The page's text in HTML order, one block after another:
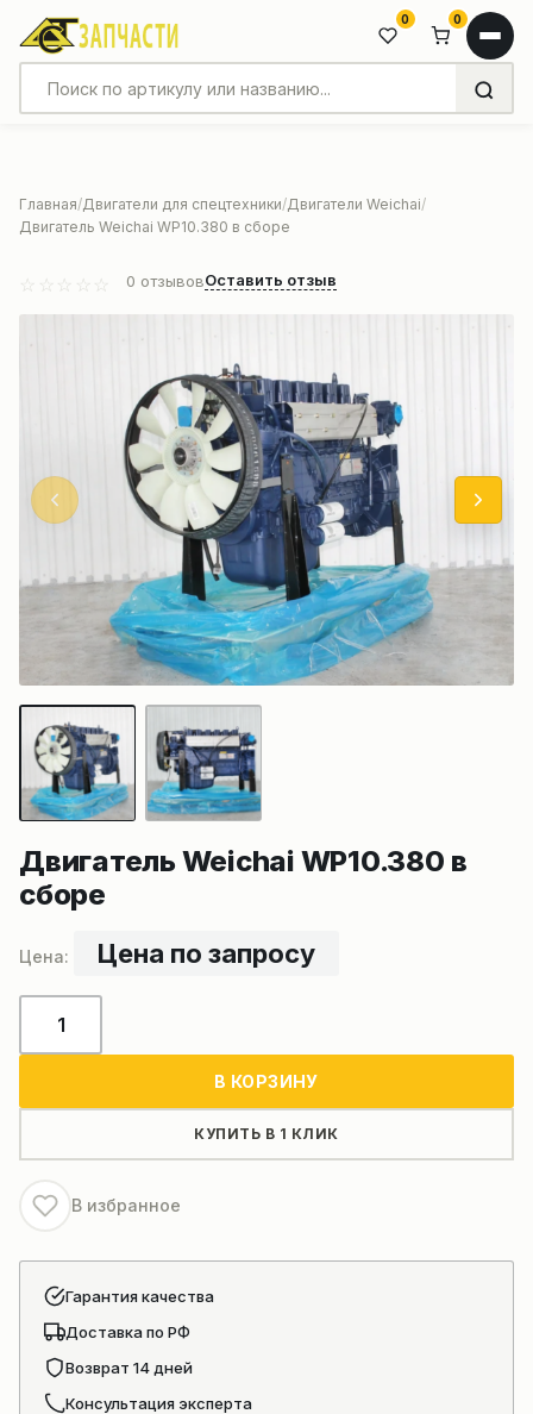
0 0
Главная Двигатели для спецтехники Двигатели Weichai
Двигатель Weichai WP10.380 в сборе
0 отзывовОставить отзыв
Двигатель Weichai WP10.380 в
сборе
Цена по запросу
товара
в
сборе
В КОРЗИНУ
КУПИТЬ В 1 КЛИК
В избранное
Гарантия качества
Доставка по РФ
Возврат 14 дней
Консультация эксперта